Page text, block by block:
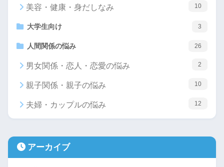
美容・健康・身だしなみ 10
大学生向け 3
人間関係の悩み 26
男女関係・恋人・恋愛の悩み 2
親子関係・親子の悩み 10
夫婦・カップルの悩み 12
アーカイブ